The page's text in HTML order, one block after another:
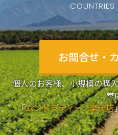
お問合せ・
個人のお客様、小規模の購
営
「ムンドラティーノ楽天店